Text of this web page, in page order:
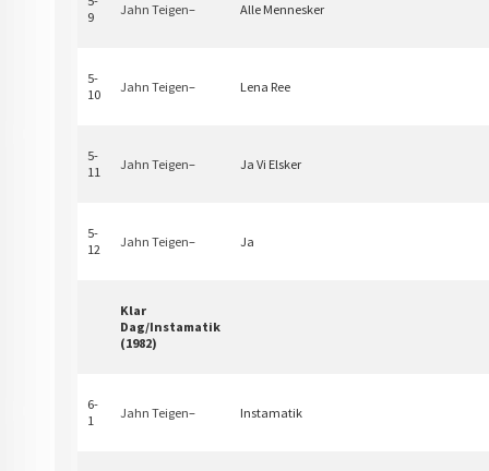
9
Jahn Teigen– Alle Mennesker
5-
10
Jahn Teigen– Lena Ree
5-
11
Jahn Teigen– Ja Vi Elsker
5-
12
Jahn Teigen– Ja
Klar
Dag/Instamatik
(1982)
6-
1
Jahn Teigen– Instamatik